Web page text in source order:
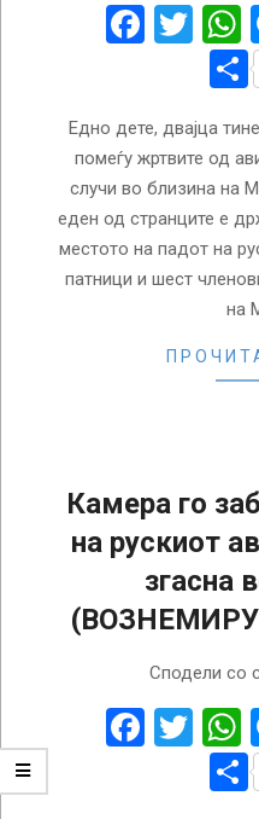
Едно дете, двајца
помеѓу жртвите од
случи во близина на
еден од странците е
местото на падот на
патници и шест
на
Камера го
на рускиот
згасна
Сподели со